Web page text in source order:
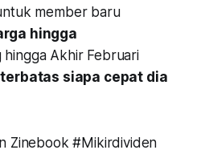
member baru
hingga
hingga Akhir Februari
siapa cepat dia
Zinebook #Mikirdividen